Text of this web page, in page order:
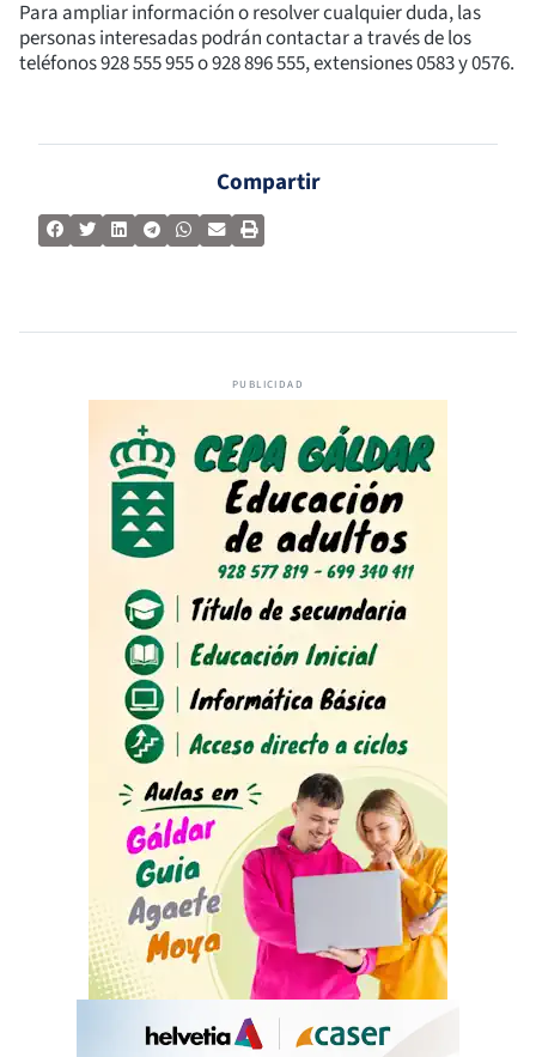
Para ampliar información o resolver cualquier duda, las
personas interesadas podrán contactar a través de los
teléfonos 928 555 955 o 928 896 555, extensiones 0583 y 0576.
Compartir
PUBLICIDAD